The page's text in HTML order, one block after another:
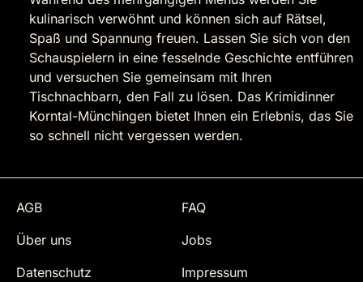
kulinarisch verwöhnt und können sich auf Rätsel,
Spaß und Spannung freuen. Lassen Sie sich von den
Schauspielern in eine fesselnde Geschichte entführen
und versuchen Sie gemeinsam mit Ihren
Tischnachbarn, den Fall zu lösen. Das Krimidinner
Korntal-Münchingen bietet Ihnen ein Erlebnis, das Sie
so schnell nicht vergessen werden.
AGB
FAQ
Über uns
Jobs
Datenschutz
Impressum